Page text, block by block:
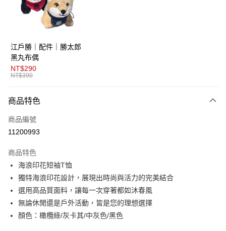
AFTEE先享後付
【關於「AFTEE先享後付」】
便利好安心！
１．簡單：不需註冊會員、不需綁卡、不需儲值。
２．便利：只要手機號碼，簡訊認證，即可結帳。
３．安心：先確認商品／服務後，再付款。
１．於結帳方式選擇「AFTEE先享後付」後，將跳轉至「AFTEE先享後付」
２．訂單成立數日內，您將收到繳費通知簡訊。
３．收到繳費通知簡訊後14天內，點擊此簡訊中的連結，可透過四大超商／
購買商品的店家。未經商家同意取消之訂單仍視為有效，需透過AFTEE先享
後付繳納相關費用。
※ 交易是否成功請以「AFTEE先享後付 」之結帳頁面顯示為準，若有關於
是否繳費成功／繳費後需取消欲退款等相關疑問，請聯繫「AFTEE先享後付
客戶支援中心」 https://netprotections.freshdesk.com/support/home
１．透過由恩沛科技股份有限公司提供之「AFTEE先享後付」服務完成之交
運送方式
全家取貨付款
免運費
免運費
付款後萊爾富取貨
免運費
7-11取貨付款
免運費
江戶勝｜配件｜勝太郎
黑丸布偶
NT$290
NT$390
商品特色
商品編號
11200993
商品特色
海浪印花短袖T恤
獨特海浪印花設計，展現出時尚與活力的完美結合
選用高品質面料，讓每一次穿著都如沐春風
無論休閒還是戶外活動，皆是您的理想選擇
顏色：橄欖綠/灰卡其/中灰色/黑色